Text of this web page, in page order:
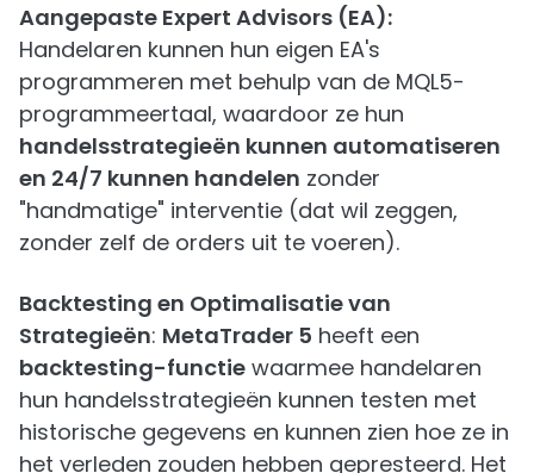
Aangepaste Expert Advisors (EA):
Handelaren kunnen hun eigen EA's
programmeren met behulp van de MQL5-
programmeertaal, waardoor ze hun
handelsstrategieën kunnen automatiseren
en 24/7 kunnen handelen zonder
"handmatige" interventie (dat wil zeggen,
zonder zelf de orders uit te voeren).
Backtesting en Optimalisatie van
Strategieën: MetaTrader 5 heeft een
backtesting-functie waarmee handelaren
hun handelsstrategieën kunnen testen met
historische gegevens en kunnen zien hoe ze in
het verleden zouden hebben gepresteerd. Het